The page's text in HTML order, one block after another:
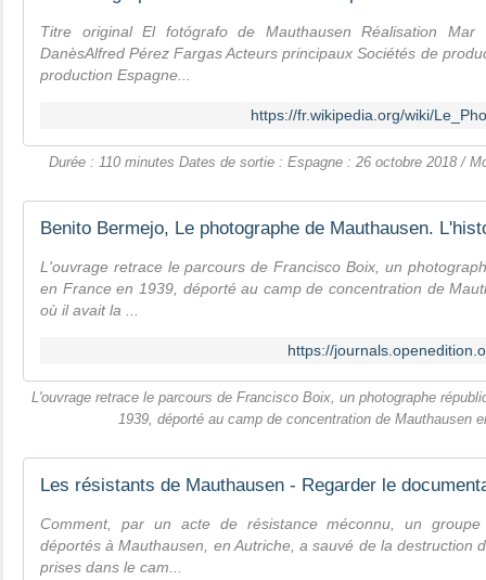
Titre original El fotógrafo de Mauthausen Réalisation Mar
DanèsAlfred Pérez Fargas Acteurs principaux Sociétés de
production Espagne...
https://fr.wikipedia.org/wiki/
Durée : 110 minutes Dates de sortie : Espagne : 26 octobre 2018 /
Benito Bermejo, Le photographe de Mauthausen.
L'ouvrage retrace le parcours de Francisco Boix, un
en France en 1939, déporté au camp de concentration de
où il avait la ...
https://
L'ouvrage retrace le parcours de Francisco Boix, un photographe
1939, déporté au camp de concentration de Mauthausen
Les résistants de Mauthausen - Regarder le
Comment, par un acte de résistance méconnu, un groupe
déportés à Mauthausen, en Autriche, a sauvé de la destruction
prises dans le cam...